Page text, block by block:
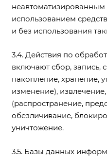
неавтоматизированным
использованием
и без использования
3.4. Действия по
включают сбор, запись,
накопление, хранение,
изменение),
(распространение,
обезличивание,
уничтожение.
3.5. Базы данных